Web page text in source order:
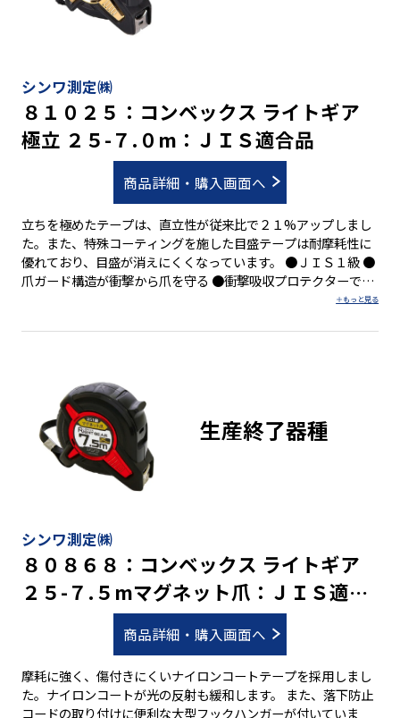
シンワ測定㈱
８１０２５：コンベックス ライトギア
極立 ２５-７.０m：ＪＩＳ適合品
商品詳細・購入画面へ
立ちを極めたテープは、直立性が従来比で２１%アップしまし
た。また、特殊コーティングを施した目盛テープは耐摩耗性に
優れており、目盛が消えにくくなっています。 ●ＪＩＳ１級 ●
爪ガード構造が衝撃から爪を守る ●衝撃吸収プロテクターで本
体を保護 ●ショックアブソーバー(衝撃吸収材)付 ●両面目盛 ●
付 ●ストラップ付
シンワ測定㈱
８０８６８：コンベックス ライトギア
２５-７.５mマグネット爪：ＪＩＳ適合
商品詳細・購入画面へ
摩耗に強く、傷付きにくいナイロンコートテープを採用しまし
た。ナイロンコートが光の反射も緩和します。 また、落下防止
コードの取り付けに便利な大型フックハンガーが付いていま
生産終了器種